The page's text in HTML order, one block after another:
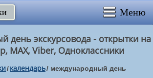
Меню
день экскурсовода - открытки на
MAX, Viber, Одноклассники
/календарь/ международный день